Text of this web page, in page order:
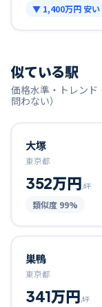
▼ 1,400万円 安い
似ている駅
価格水準・トレン
問わない）
大塚
東京都
352万円/坪
類似度 99%
巣鴨
東京都
341万円/坪